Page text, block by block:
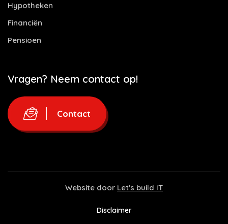
Hypotheken
Financiën
Pensioen
Vragen? Neem contact op!
Contact
Website door Let's build IT
Disclaimer